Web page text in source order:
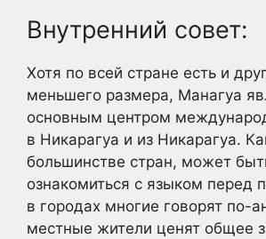
Внутренний совет:
Хотя по всей стране есть и
меньшего размера, Манагуа
основным центром
в Никарагуа и из Никарагуа.
большинстве стран, может
ознакомиться с языком перед
в городах многие говорят по-
местные жители ценят общее